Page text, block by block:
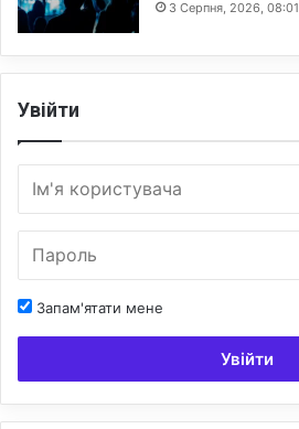
3 Серпня, 2026, 08:01
Увійти
Запам'ятати мене
Увійти